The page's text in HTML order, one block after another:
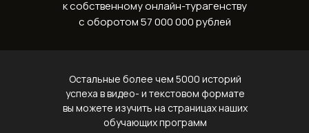
к собственному онлайн-турагенству
с оборотом 57 000 000 рублей
Остальные более чем 5000 историй
успеха в видео- и текстовом формате
вы можете изучить на страницах наших
обучающих программ